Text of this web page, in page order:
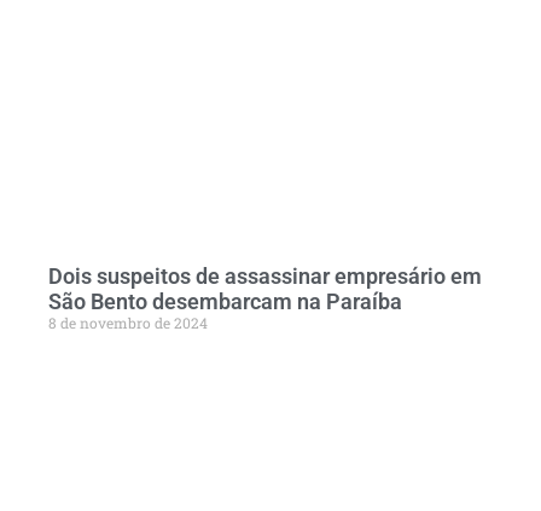
Dois suspeitos de assassinar empresário em
São Bento desembarcam na Paraíba
8 de novembro de 2024